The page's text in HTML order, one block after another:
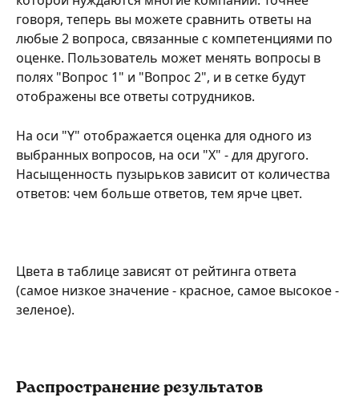
говоря, теперь вы можете сравнить ответы на
любые 2 вопроса, связанные с компетенциями по
оценке. Пользователь может менять вопросы в
полях "Вопрос 1" и "Вопрос 2", и в сетке будут
отображены все ответы сотрудников.
На оси "Y" отображается оценка для одного из
выбранных вопросов, на оси "X" - для другого.
Насыщенность пузырьков зависит от количества
ответов: чем больше ответов, тем ярче цвет.
Цвета в таблице зависят от рейтинга ответа
(самое низкое значение - красное, самое высокое -
зеленое).
Распространение результатов